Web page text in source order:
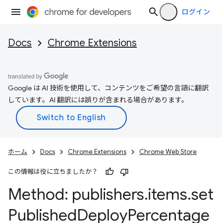
ログイン
Docs Chrome Extensions
Google は AI 技術を使用して、コンテンツをご希望の言語に翻訳
しています。AI 翻訳には誤りが含まれる場合があります。
ホーム Docs Chrome Extensions Chrome Web Store
この情報は役に立ちましたか？
Method: publishers.items.set
PublishedDeployPercentage